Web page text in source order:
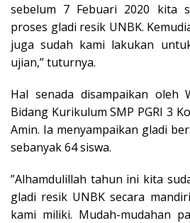
sebelum 7 Febuari 2020 kita
proses gladi resik UNBK.
juga sudah kami lakukan
ujian,” tuturnya.
Hal senada disampaikan oleh
Bidang Kurikulum SMP PGRI 3
Amin. Ia menyampaikan gladi
sebanyak 64 siswa.
”Alhamdulillah tahun ini kita
gladi resik UNBK secara
kami miliki. Mudah-mudahan